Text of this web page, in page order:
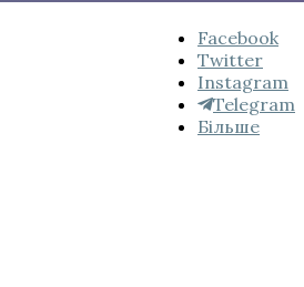
Підпишись
на
нас:
Facebook
Twitter
Instagram
Telegram
Більше